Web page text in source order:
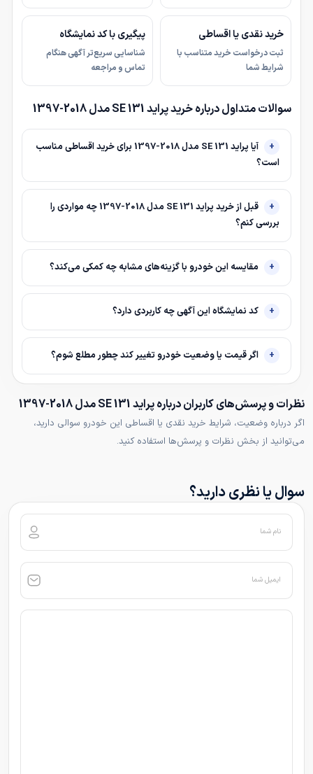
خرید نقدی یا اقساطی
ثبت درخواست خرید متناسب با
شرایط شما
پیگیری با کد نمایشگاه
شناسایی سریع‌تر آگهی هنگام
تماس و مراجعه
سوالات متداول درباره خرید پراید 131 SE مدل 2018-1397
آیا پراید 131 SE مدل 2018-1397 برای خرید اقساطی مناسب
است؟
قبل از خرید پراید 131 SE مدل 2018-1397 چه مواردی را
بررسی کنم؟
مقایسه این خودرو با گزینه‌های مشابه چه کمکی می‌کند؟
کد نمایشگاه این آگهی چه کاربردی دارد؟
اگر قیمت یا وضعیت خودرو تغییر کند چطور مطلع شوم؟
نظرات و پرسش‌های کاربران درباره پراید 131 SE مدل 2018-1397
اگر درباره وضعیت، شرایط خرید نقدی یا اقساطی این خودرو سوالی دارید،
می‌توانید از بخش نظرات و پرسش‌ها استفاده کنید.
سوال یا نظری دارید؟
نام شما
ایمیل شما